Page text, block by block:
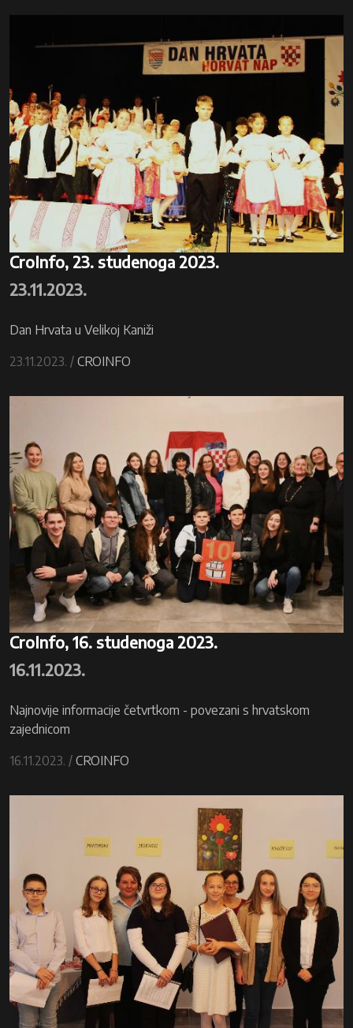
CroInfo, 23. studenoga 2023.
23.11.2023.
Dan Hrvata u Velikoj Kaniži
23.11.2023. / CROINFO
CroInfo, 16. studenoga 2023.
16.11.2023.
Najnovije informacije četvrtkom - povezani s hrvatskom
zajednicom
16.11.2023. / CROINFO